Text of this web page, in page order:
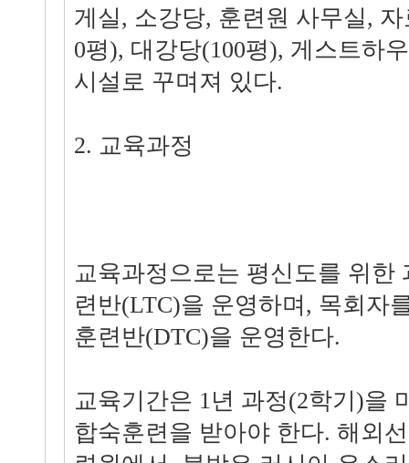
게실, 소강당, 훈련원 사무실,
0평), 대강당(100평), 게스트하
시설로 꾸며져 있다.
2. 교육과정
교육과정으로는 평신도를 위한
련반(LTC)을 운영하며, 목회자
훈련반(DTC)을 운영한다.
교육기간은 1년 과정(2학기)을
합숙훈련을 받아야 한다. 해외